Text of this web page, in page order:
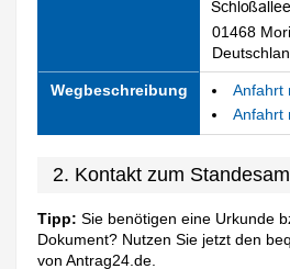
01468
Wegbeschreibung
Anfahrt
Anfahrt
2. Kontakt zum
Tipp: Sie benötigen eine Urkunde
Dokument? Nutzen Sie jetzt den
von Antrag24.de.